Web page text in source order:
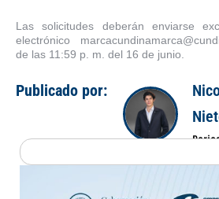
Las solicitudes deberán enviarse
electrónico
de las 11:59 p. m. del 16 de junio.
Publicado por:
Search